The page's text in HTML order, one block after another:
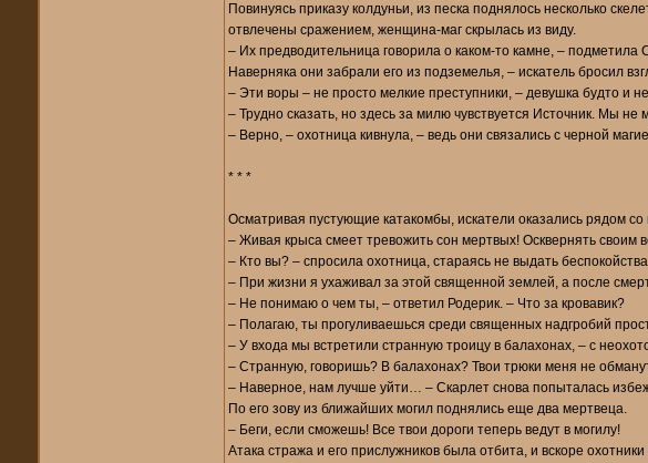
Повинуясь приказу колдуньи, из песка поднялось несколько
отвлечены сражением, женщина-маг скрылась из виду.
– Их предводительница говорила о каком-то камне, – подметила
Наверняка они забрали его из подземелья, – искатель бросил
– Эти воры – не просто мелкие преступники, – девушка будто и
– Трудно сказать, но здесь за милю чувствуется Источник. Мы
– Верно, – охотница кивнула, – ведь они связались с черной
* * *
Осматривая пустующие катакомбы, искатели оказались рядом
– Живая крыса смеет тревожить сон мертвых! Осквернять своим
– Кто вы? – спросила охотница, стараясь не выдать
– При жизни я ухаживал за этой священной землей, а после
– Не понимаю о чем ты, – ответил Родерик. – Что за кровавик?
– Полагаю, ты прогуливаешься среди священных надгробий
– У входа мы встретили странную троицу в балахонах, – с
– Странную, говоришь? В балахонах? Твои трюки меня не
– Наверное, нам лучше уйти… – Скарлет снова попыталась
По его зову из ближайших могил поднялись еще два мертвеца.
– Беги, если сможешь! Все твои дороги теперь ведут в могилу!
Атака стража и его прислужников была отбита, и вскоре